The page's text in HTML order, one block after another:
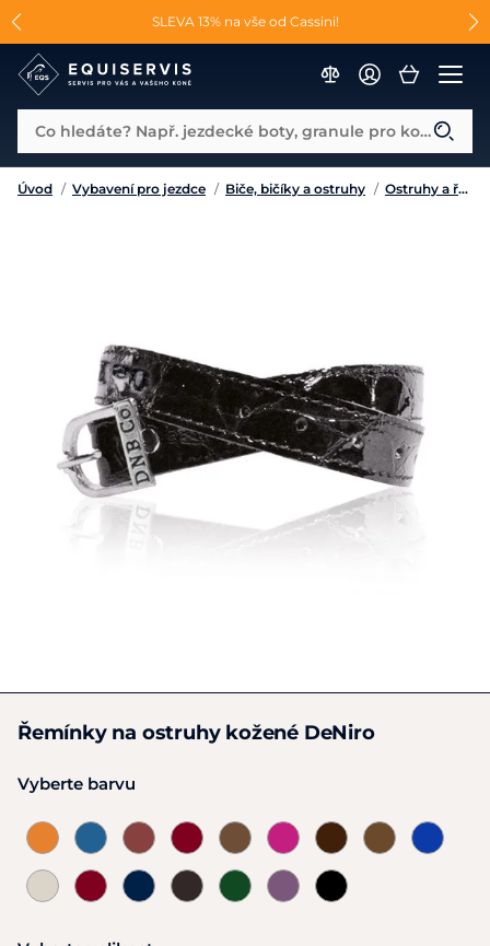
SLEVA 13% na vše od Cassini!
😮 CRAZY SLEVY AŽ 70% 😮
📐Pasování a doplňky k vybraným sedlům ZDARMA 🐴
Co hledáte? Např. jezdecké boty, granule pro koně...
Úvod / Vybavení pro jezdce / Biče, bičíky a ostruhy / Ostruhy a řemínky
Řemínky na ostruhy kožené DeNiro
Vyberte barvu